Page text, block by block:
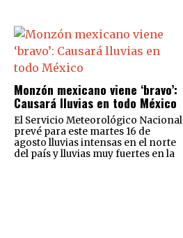
Monzón mexicano viene ‘bravo’:
Causará lluvias en todo México
El Servicio Meteorológico Nacional
prevé para este martes 16 de
agosto lluvias intensas en el norte
del país y lluvias muy fuertes en la